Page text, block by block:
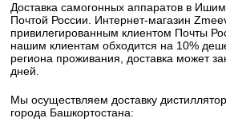
Доставка самогонных аппаратов в
Почтой России. Интернет-магазин
привилегированным клиентом Почты
нашим клиентам обходится на 10%
региона проживания, доставка может
дней.
Мы осуществляем доставку
города Башкортостана: